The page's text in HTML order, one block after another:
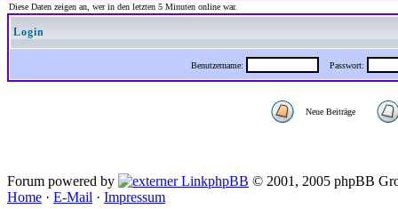
Diese Daten zeigen an, wer in den letzten 5 Minuten online war.
Login
Benutzername: Passwort:
Neue Beiträge
Forum powered by phpBB © 2001, 2005 phpBB
Home · E-Mail · Impressum